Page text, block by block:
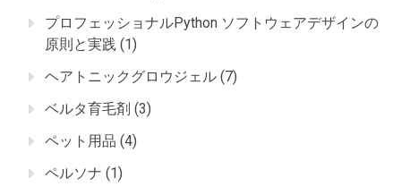
プロフェッショナルPython ソフトウェアデザインの
原則と実践 (1)
ヘアトニックグロウジェル (7)
ベルタ育毛剤 (3)
ペット用品 (4)
ペルソナ (1)